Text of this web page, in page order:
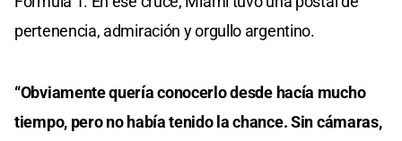
pertenencia, admiración y orgullo argentino.
“Obviamente quería conocerlo desde hacía mucho
tiempo, pero no había tenido la chance. Sin cámaras,